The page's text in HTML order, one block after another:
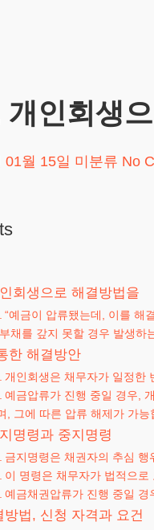
개인회생
01월 15일 미분류 No
회생으로 해결방법을
“예금이 압류됐는데, 이를 해
채를 갚지 못할 경우 발생하
한 해결방안
개인회생은 채무자가 일정한
예금압류가 진행 중일 경우,
, 그에 따른 압류 해제가 가
명령과 중지명령
금지명령은 채권자의 추심
이 명령은 채무자가 법적으
예금채권압류가 진행 중일
방법, 신청 자격과 요건